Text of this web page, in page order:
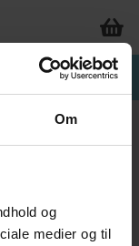
Om
og
medier og til